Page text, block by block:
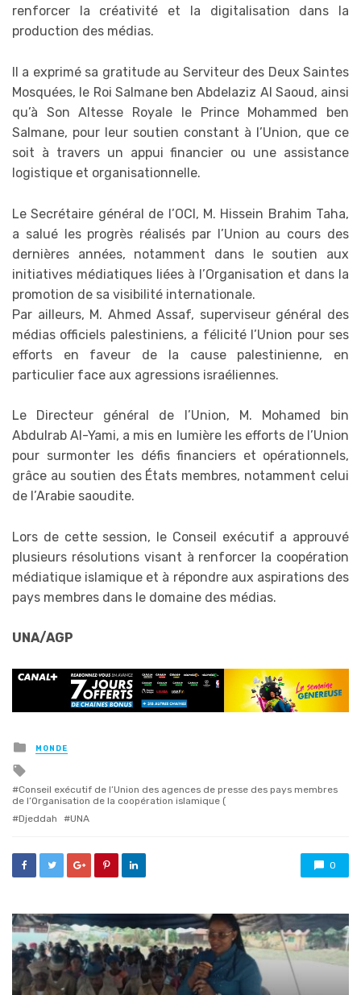
renforcer la créativité et la digitalisation dans la
production des médias.
Il a exprimé sa gratitude au Serviteur des Deux Saintes
Mosquées, le Roi Salmane ben Abdelaziz Al Saoud, ainsi
qu’à Son Altesse Royale le Prince Mohammed ben
Salmane, pour leur soutien constant à l’Union, que ce
soit à travers un appui financier ou une assistance
logistique et organisationnelle.
Le Secrétaire général de l’OCI, M. Hissein Brahim Taha,
a salué les progrès réalisés par l’Union au cours des
dernières années, notamment dans le soutien aux
initiatives médiatiques liées à l’Organisation et dans la
promotion de sa visibilité internationale.
Par ailleurs, M. Ahmed Assaf, superviseur général des
médias officiels palestiniens, a félicité l’Union pour ses
efforts en faveur de la cause palestinienne, en
particulier face aux agressions israéliennes.
Le Directeur général de l’Union, M. Mohamed bin
Abdulrab Al-Yami, a mis en lumière les efforts de l’Union
pour surmonter les défis financiers et opérationnels,
grâce au soutien des États membres, notamment celui
de l’Arabie saoudite.
Lors de cette session, le Conseil exécutif a approuvé
plusieurs résolutions visant à renforcer la coopération
médiatique islamique et à répondre aux aspirations des
pays membres dans le domaine des médias.
UNA/AGP
Posted
in
MONDE
with
Conseil exécutif de l’Union des agences de presse des pays membres
de l’Organisation de la coopération islamique (
Djeddah
UNA
0